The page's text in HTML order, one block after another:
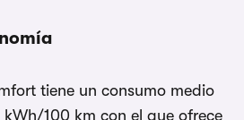
tiene un consumo medio
kWh/100 km con el que ofrece